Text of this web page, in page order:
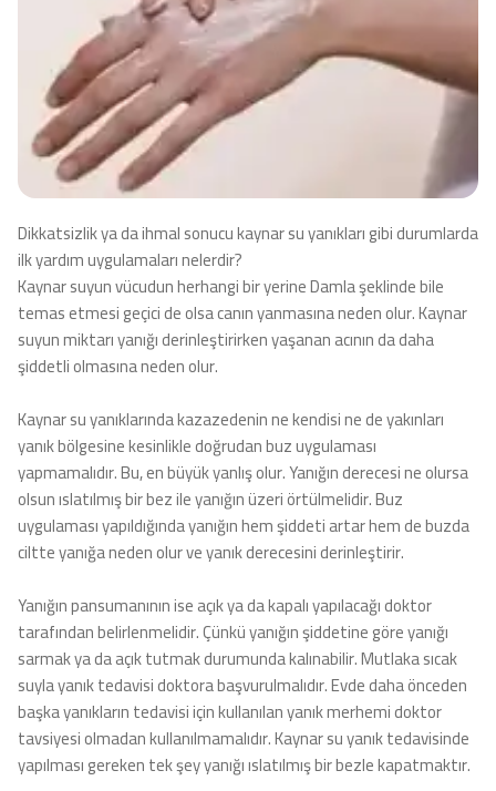
Dikkatsizlik ya da ihmal sonucu kaynar su yanıkları gibi durumlarda
ilk yardım uygulamaları nelerdir?
Kaynar suyun vücudun herhangi bir yerine Damla şeklinde bile
temas etmesi geçici de olsa canın yanmasına neden olur. Kaynar
suyun miktarı yanığı derinleştirirken yaşanan acının da daha
şiddetli olmasına neden olur.
Kaynar su yanıklarında kazazedenin ne kendisi ne de yakınları
yanık bölgesine kesinlikle doğrudan buz uygulaması
yapmamalıdır. Bu, en büyük yanlış olur. Yanığın derecesi ne olursa
olsun ıslatılmış bir bez ile yanığın üzeri örtülmelidir. Buz
uygulaması yapıldığında yanığın hem şiddeti artar hem de buzda
ciltte yanığa neden olur ve yanık derecesini derinleştirir.
Yanığın pansumanının ise açık ya da kapalı yapılacağı doktor
tarafından belirlenmelidir. Çünkü yanığın şiddetine göre yanığı
sarmak ya da açık tutmak durumunda kalınabilir. Mutlaka sıcak
suyla yanık tedavisi doktora başvurulmalıdır. Evde daha önceden
başka yanıkların tedavisi için kullanılan yanık merhemi doktor
tavsiyesi olmadan kullanılmamalıdır. Kaynar su yanık tedavisinde
yapılması gereken tek şey yanığı ıslatılmış bir bezle kapatmaktır.